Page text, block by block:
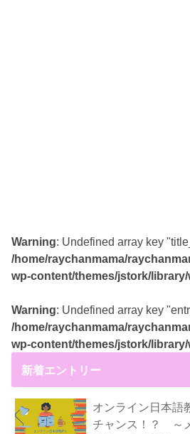
Warning: Undefined array key
/home/raychanmama/
wp-content/themes/jstork/
Warning: Undefined array key
/home/raychanmama/
wp-content/themes/jstork/
新着エントリー
オンライン日本語
チャンス！？ ～